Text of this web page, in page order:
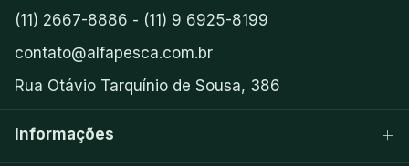
(11) 2667-8886 - (11) 9 6925-8199
contato@alfapesca.com.br
Rua Otávio Tarquínio de Sousa, 386
Informações